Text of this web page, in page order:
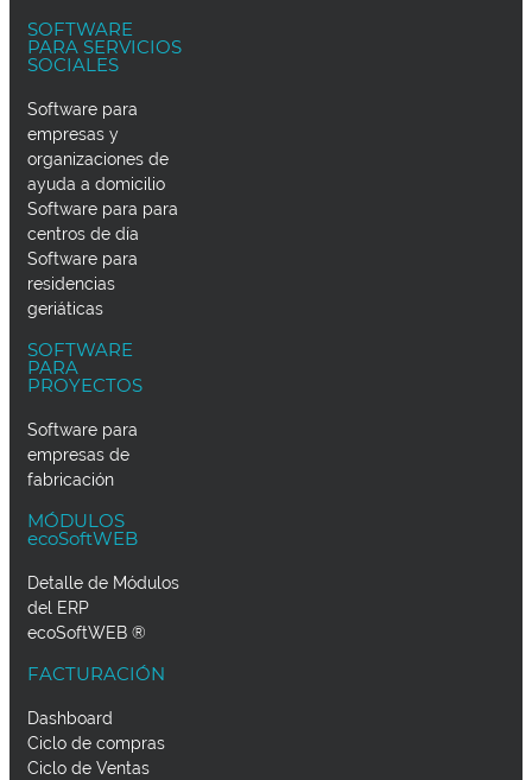
SOFTWARE
PARA SERVICIOS
SOCIALES
Software para
empresas y
organizaciones de
ayuda a domicilio
Software para para
centros de día
Software para
residencias
geriáticas
SOFTWARE
PARA
PROYECTOS
Software para
empresas de
fabricación
MÓDULOS
ecoSoftWEB
Detalle de Módulos
del ERP
ecoSoftWEB ®
FACTURACIÓN
Dashboard
Ciclo de compras
Ciclo de Ventas